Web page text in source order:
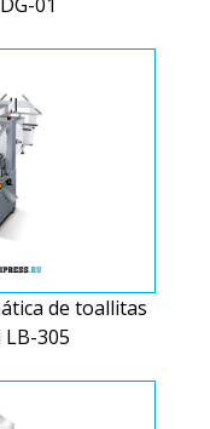
de toallitas
305